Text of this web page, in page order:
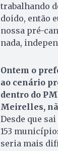
trabalhando
doido, então
nossa pré-
nada,
Ontem o
ao cenário
dentro do
Meirelles,
Desde que
153
seria mais